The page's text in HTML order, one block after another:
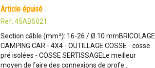
article épuisé
Réf: 45AB5021
Section câble (mm²): 16-26 / Ø 10 mmBRICOLAGE
CAMPING CAR - 4X4 - OUTILLAGE COSSE - cosse
pré isolées - COSSE SERTISSAGELe meilleur
moyen de faire des connexions de profe...